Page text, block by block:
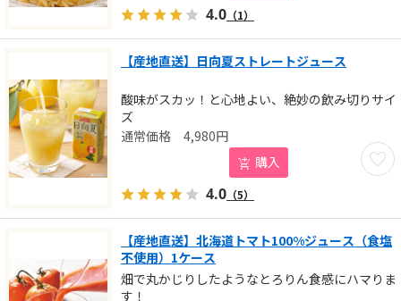
4.0 （1）
【産地直送】日向夏ストレートジュース
酸味がスカッ！と心地よい、絶妙の飲み切りサイ
ズ
お気
4,980円
購入
4.0 （5）
【産地直送】北海道トマト100%ジュース（食塩
不使用）1ケース
畑で丸かじりしたようなとろりん食感にハマりま
す！